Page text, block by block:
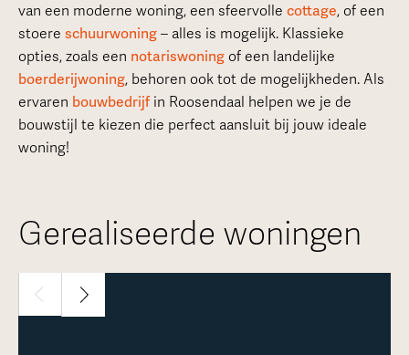
van een moderne woning, een sfeervolle cottage, of een
stoere schuurwoning– alles is mogelijk. Klassieke
opties, zoals een notariswoningof een landelijke
boerderijwoning, behoren ook tot de mogelijkheden. Als
ervaren bouwbedrijfin Roosendaal helpen we je de
bouwstijl te kiezen die perfect aansluit bij jouw ideale
woning!
Gerealiseerde woningen
Meer over deze woning
1 / 30